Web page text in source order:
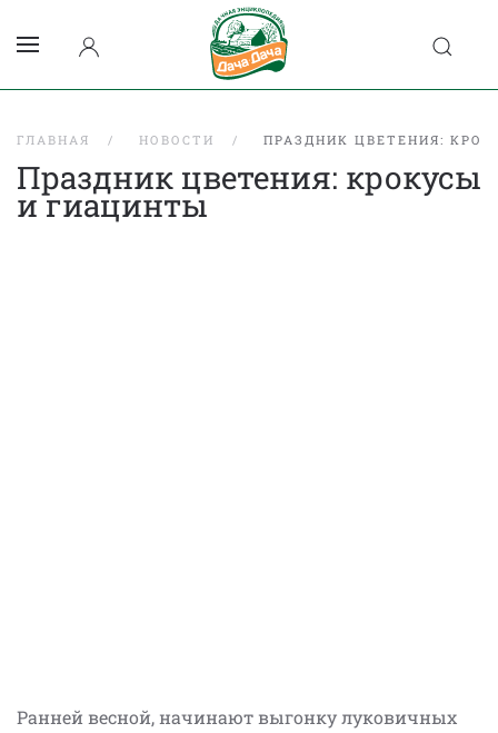
ГЛАВНАЯ НОВОСТИ ПРАЗДНИК ЦВЕТЕНИЯ:
Праздник цветения: крокусы
и гиацинты
Ранней весной, начинают выгонку луковичных